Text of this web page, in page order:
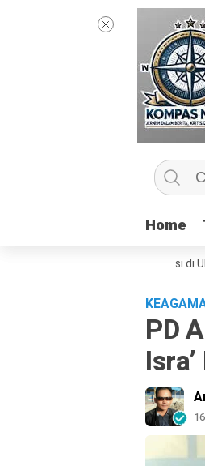
Home
Home
Bersama Sang Praktisi di UIN
PD